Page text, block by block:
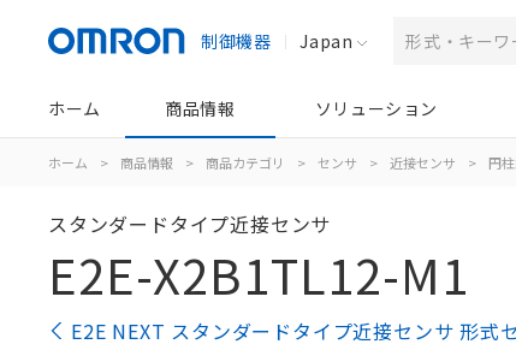
制御機器 Japan
ホーム 商品情報 ソリューション
ホーム > 商品情報 > 商品カテゴリ > センサ > 近接センサ > 円
スタンダードタイプ近接センサ
E2E-X2B1TL12-M1
E2E NEXT スタンダードタイプ近接センサ 形式